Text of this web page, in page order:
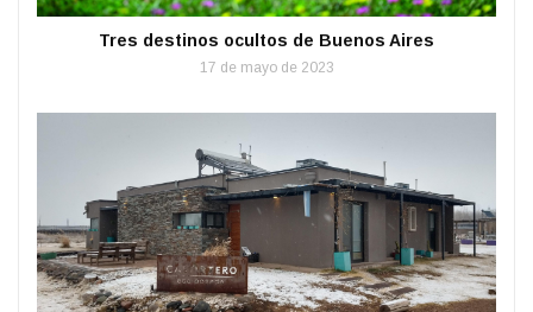
Tres destinos ocultos de Buenos Aires
17 de mayo de 2023